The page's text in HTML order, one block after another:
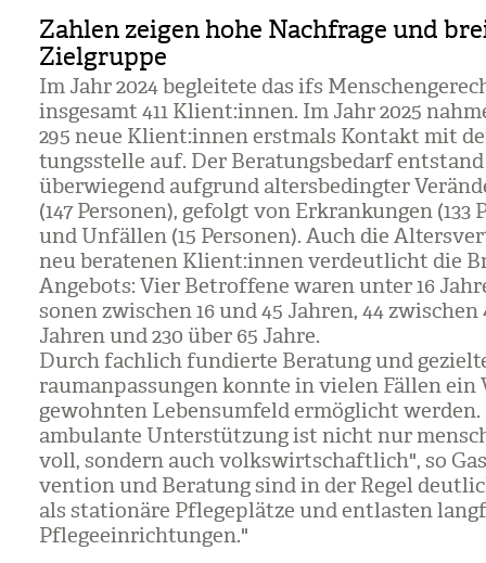
Zahlen zeigen hohe Nachfrage und
Zielgruppe
Im Jahr 2024 beglei­tete das ifs
ins­ge­samt 411 Kli­ent:innen. Im Jahr 2025
295 neue Kli­ent:innen erst­mals Kon­takt mit
tungs­stelle auf. Der Bera­tungs­be­darf
über­wie­gend auf­grund alters­be­ding­ter
(147 Per­so­nen), gefolgt von Erkran­kun­gen (133
und Unfäl­len (15 Per­so­nen). Auch die
neu bera­te­nen Kli­ent:innen ver­deut­licht die
Ange­bots: Vier Betrof­fene waren unter 16
so­nen zwi­schen 16 und 45 Jah­ren, 44 zwi­schen
Jah­ren und 230 über 65 Jahre.
Durch fach­lich fun­dierte Bera­tung und
rauman­pas­sun­gen konnte in vie­len Fäl­len ein
gewohn­ten Lebens­um­feld ermög­licht wer­den.
ambu­lante Unter­stüt­zung ist nicht nur
voll, son­dern auch volks­wirt­schaft­lich", so
ven­tion und Bera­tung sind in der Regel
als sta­tio­näre Pfle­ge­plätze und ent­las­ten
Pfle­ge­ein­rich­tun­gen."